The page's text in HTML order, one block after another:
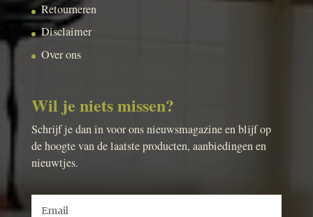
Retourneren
Disclaimer
Over ons
Wil je niets missen?
Schrijf je dan in voor ons nieuwsmagazine en blijf op
de hoogte van de laatste producten, aanbiedingen en
nieuwtjes.